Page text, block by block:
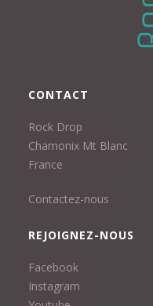
CONTACT
Rock Drop
Chamonix Mt Blanc
France
Contactez-nous
REJOIGNEZ-NOUS
Facebook
Instagram